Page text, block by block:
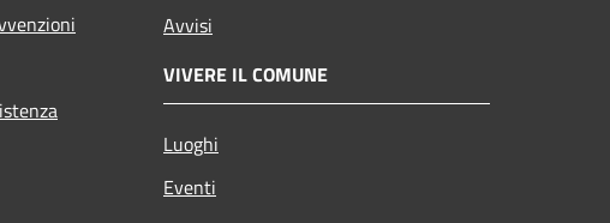
Avvisi
VIVERE IL COMUNE
Luoghi
Eventi